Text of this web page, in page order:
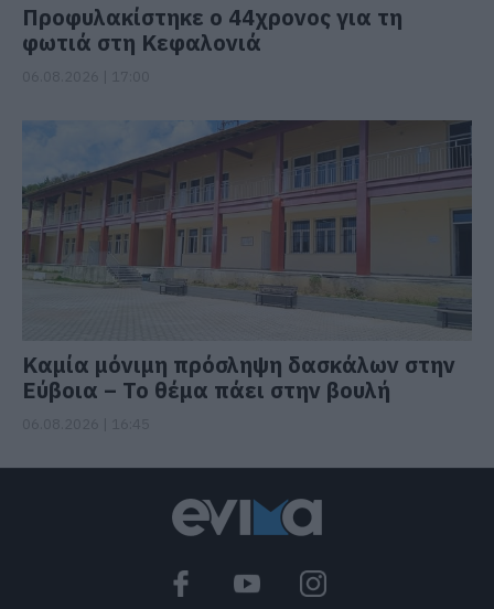
Προφυλακίστηκε ο 44χρονος για τη
φωτιά στη Κεφαλονιά
Καμία μόνιμη πρόσληψη δασκάλων στην
Εύβοια – Το θέμα πάει στην βουλή